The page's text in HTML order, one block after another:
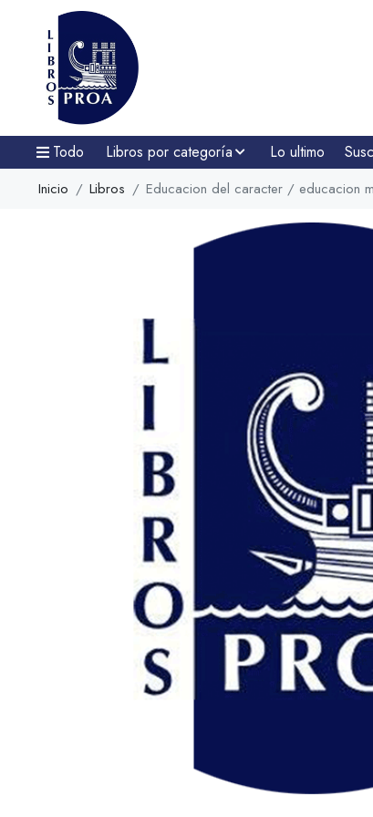
Todo Libros por categoría Lo ultimo
Inicio Libros Educacion del caracter / educacion